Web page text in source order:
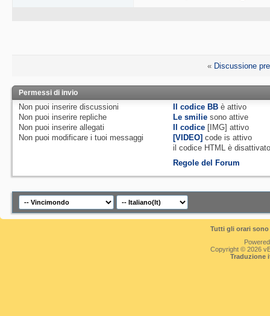
« Discussione
Permessi di invio
Non puoi inserire discussioni
Non puoi inserire repliche
Non puoi inserire allegati
Non puoi modificare i tuoi messaggi
Il codice BB èattivo
Le smilie sono attive
Il codice [IMG]attivo
[VIDEO] code isattivo
il codice HTML è
Regole del Forum
Tutti gli orari
Copyright © 2026
Traduzione